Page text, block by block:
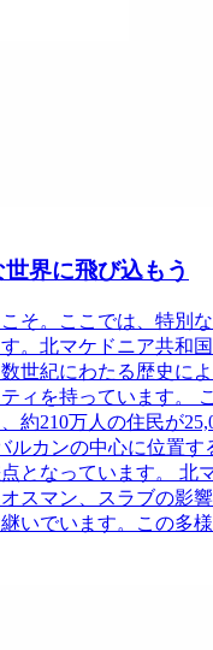
界に飛び込もう
そ。ここでは、特別
。北マケドニア共和
世紀にわたる歴史に
ィを持っています。
約210万人の住民が
ルカンの中心に位置す
となっています。 北
スマン、スラブの影
いでいます。この多